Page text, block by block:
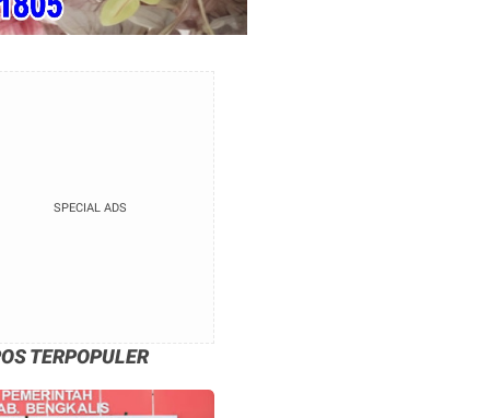
SPECIAL ADS
TERPOPULER